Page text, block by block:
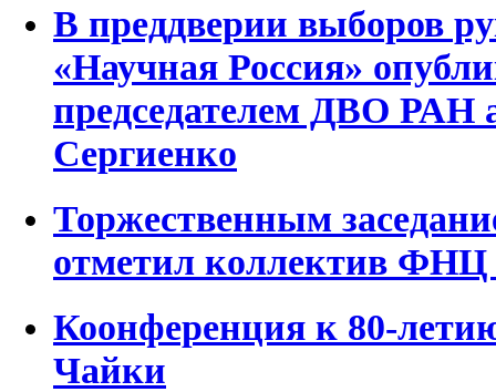
В преддверии выборов
«Научная Россия»
председателем ДВО
Сергиенко
Торжественным
отметил коллектив ФНЦ
Коонференция к 80-
Чайки